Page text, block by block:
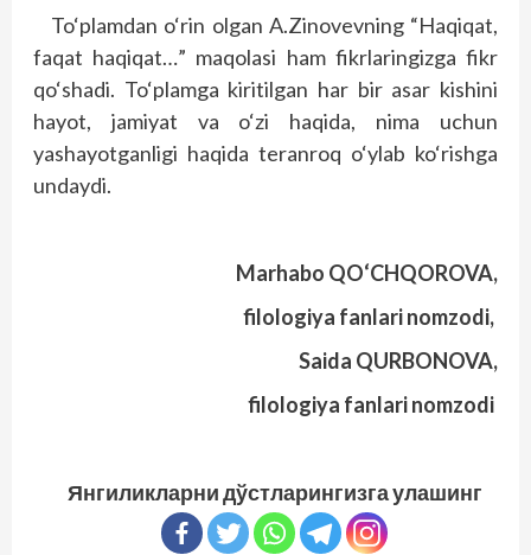
To‘plamdan o‘rin olgan A.Zinovevning “Haqiqat,
faqat haqiqat…” maqolasi ham fikrlaringizga fikr
qo‘shadi. To‘plamga kiritilgan har bir asar kishini
hayot, jamiyat va o‘zi haqida, nima uchun
yashayotganligi haqida teranroq o‘ylab ko‘rishga
undaydi.
Marhabo QO‘CHQOROVA,
filologiya fanlari nomzodi,
Saida QURBONOVA,
filologiya fanlari nomzodi
Янгиликларни дўстларингизга улашинг